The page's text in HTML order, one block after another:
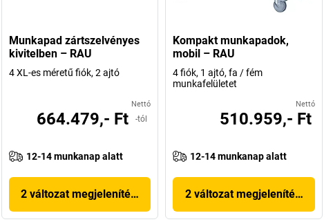
Munkapad zártszelvényes
kivitelben – RAU
4 XL-es méretű fiók, 2 ajtó
Nettó
664.479,- Ft -tól
12-14 munkanap alatt
2 változat megjelenítése
Kompakt munkapadok,
mobil – RAU
4 fiók, 1 ajtó, fa / fém
munkafelületet
Nettó
510.959,- Ft
12-14 munkanap alatt
2 változat megjelenítése